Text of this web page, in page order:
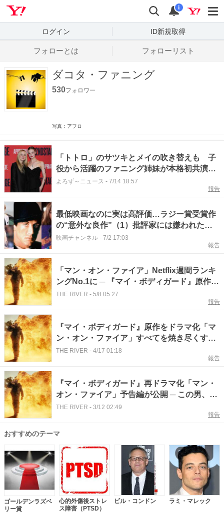
検索
通知
i
ログイン ID新規取得
フォローとは フォローリスト
ダコタ・ファニング
530フォロワー
写真：アフロ
「トトロ」のサツキとメイの吹き替えも 子
役から活躍のファニング姉妹が本格初共演す
る戦争映画が公開延期
よろず～ニュース - 7/14 18:57
報告
最低映画なのに実は高評価…ラジー賞受賞作
の“意外な良作”（1）批評家には嫌われた
が…ファンからの根強い支持
映画チャンネル - 7/2 17:03
報告
「マン・オン・ファイア」Netflix週間ランキ
ングNo.1に ─ 『マイ・ボディガード』原作を
ドラマ化
THE RIVER - 5/8 05:27
報告
『マイ・ボディガード』原作をドラマ化「マ
ン・オン・ファイア」すべてを焼き尽くす予
告編が発火
THE RIVER - 4/17 01:18
報告
『マイ・ボディガード』再ドラマ化「マン・
オン・ファイア」予告編が公開 ─ この男、燃
えつきるまで止まらない
THE RIVER - 3/12 02:49
報告
おすすめのテーマ
ゴールデンラズベ
リー賞
心的外傷後ストレ
ス障害（PTSD）
ビル・コンドン ラミ・マレック